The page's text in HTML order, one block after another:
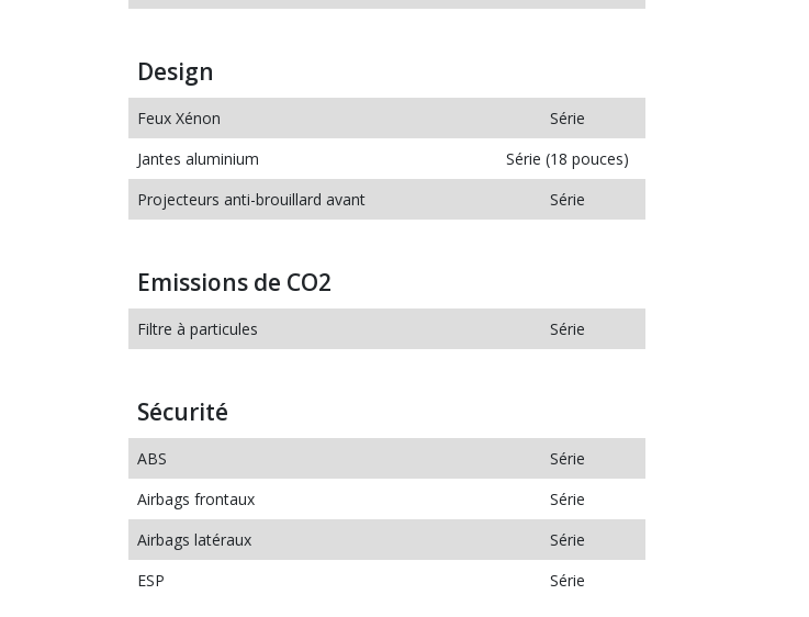
Design
Feux Xénon
Série
Jantes aluminium
Série (18 pouces)
Projecteurs anti-brouillard avant
Série
Emissions de CO2
Filtre à particules Série
Sécurité
ABS
Série
Airbags frontaux
Série
Airbags latéraux
Série
ESP
Série